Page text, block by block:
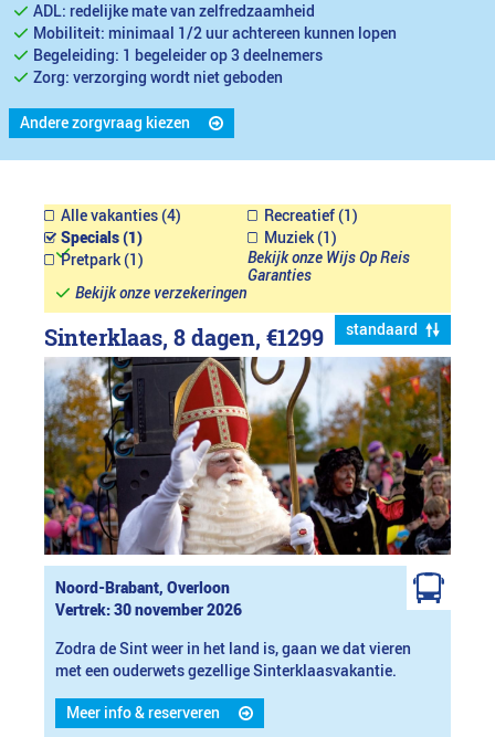
ADL: redelijke mate van zelfredzaamheid
Mobiliteit: minimaal 1/2 uur achtereen kunnen lopen
Begeleiding: 1 begeleider op 3 deelnemers
Zorg: verzorging wordt niet geboden
Andere zorgvraag kiezen
Alle vakanties (4)
Recreatief (1)
Specials (1)
Muziek (1)
Pretpark (1)
Bekijk onze Wijs Op Reis
Garanties
Bekijk onze verzekeringen
standaard
Sinterklaas, 8 dagen, €1299
Noord-Brabant, Overloon
Vertrek: 30 november 2026
Zodra de Sint weer in het land is, gaan we dat vieren
met een ouderwets gezellige Sinterklaasvakantie.
Meer info & reserveren